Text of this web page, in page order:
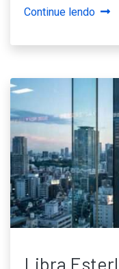
Continue lendo
Libra